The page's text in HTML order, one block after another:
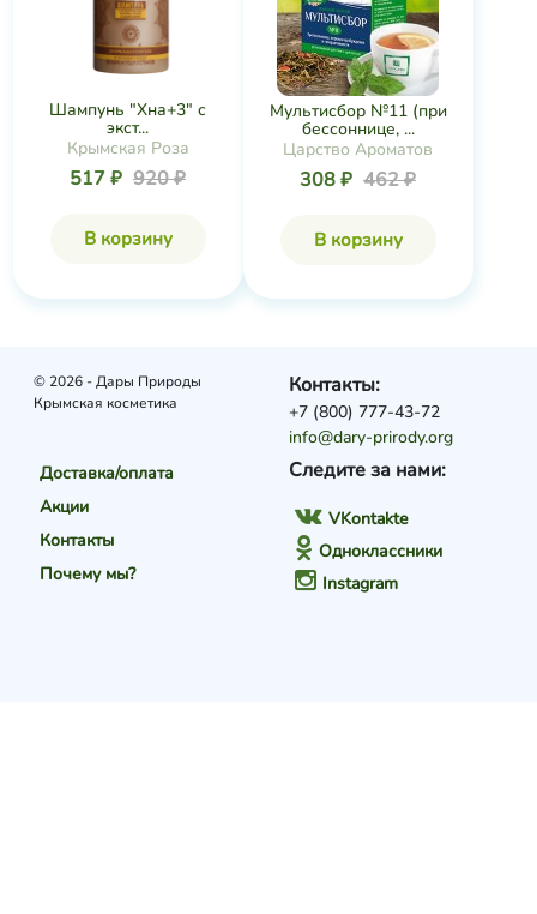
Шампунь "Хна+3" с
экст...
Крымская Роза
517 ₽ 920 ₽
В корзину
Мультисбор №11 (при
бессоннице, ...
Царство Ароматов
308 ₽ 462 ₽
В корзину
© 2026 - Дары Природы
Крымская косметика
Доставка/оплата
Акции
Контакты
Почему мы?
Следите за нами:
VKontakte
Одноклассники
Instagram
Контакты:
+7 (800) 777-43-72
info@dary-prirody.org